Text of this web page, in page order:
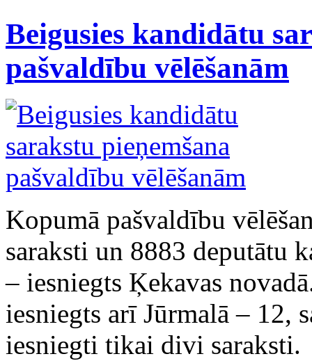
Beigusies kandidātu
pašvaldību vēlēšanām
Kopumā pašvaldību
saraksti un 8883 deputātu
– iesniegts Ķekavas
iesniegts arī Jūrmalā – 12,
iesniegti tikai divi saraksti.